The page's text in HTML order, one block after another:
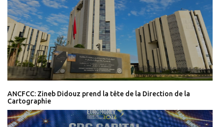
ANCFCC: Zineb Didouz prend la tête de la Direction de la
Cartographie